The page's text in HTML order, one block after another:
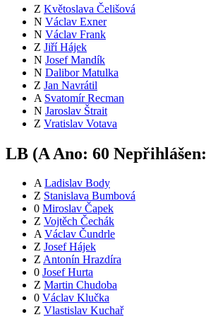
Z Květoslava Čelišová
N Václav Exner
N Václav Frank
Z Jiří Hájek
N Josef Mandík
N Dalibor Matulka
Z Jan Navrátil
A Svatomír Recman
N Jaroslav Štrait
Z Vratislav Votava
LB (A Ano: 60 Nepřihlášen:
A Ladislav Body
Z Stanislava Bumbová
0 Miroslav Čapek
Z Vojtěch Čechák
A Václav Čundrle
Z Josef Hájek
Z Antonín Hrazdíra
0 Josef Hurta
Z Martin Chudoba
0 Václav Klučka
Z Vlastislav Kuchař